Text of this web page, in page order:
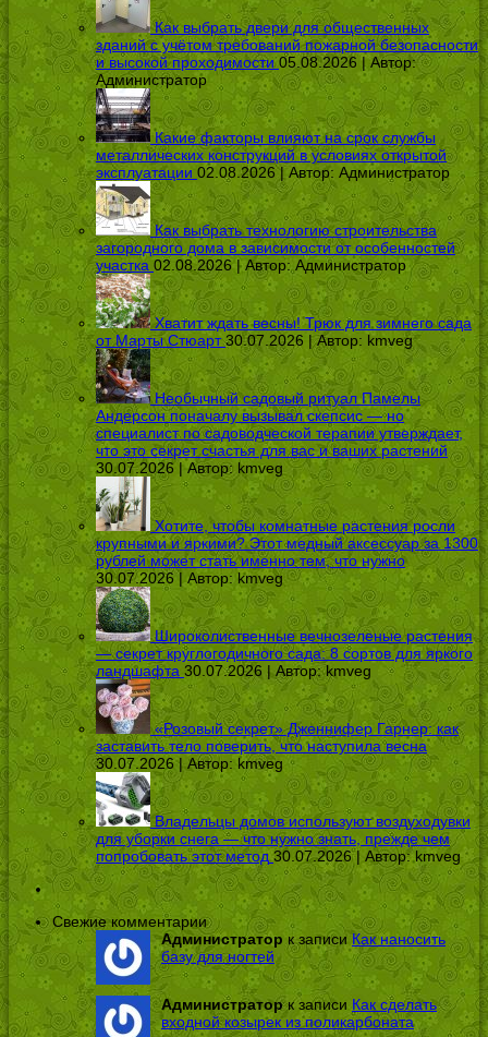
Как выбрать двери для общественных
зданий с учётом требований пожарной безопасности
и высокой проходимости 05.08.2026 | Автор:
Администратор
Какие факторы влияют на срок службы
металлических конструкций в условиях открытой
эксплуатации 02.08.2026 | Автор: Администратор
Как выбрать технологию строительства
загородного дома в зависимости от особенностей
участка 02.08.2026 | Автор:Администратор
Хватит ждать весны! Трюк для зимнего сада
от Марты Стюарт 30.07.2026 | Автор: kmveg
Необычный садовый ритуал Памелы
Андерсон поначалу вызывал скепсис — но
специалист по садоводческой терапии утверждает,
что это секрет счастья для вас и ваших растений
30.07.2026 | Автор: kmveg
Хотите, чтобы комнатные растения росли
крупными и яркими? Этот медный аксессуар за 1300
рублей может стать именно тем, что нужно
30.07.2026 | Автор: kmveg
Широколиственные вечнозеленые растения
— секрет круглогодичного сада: 8 сортов для яркого
ландшафта 30.07.2026 | Автор:kmveg
«Розовый секрет» Дженнифер Гарнер: как
заставить тело поверить, что наступила весна
30.07.2026 | Автор: kmveg
Владельцы домов используют воздуходувки
для уборки снега — что нужно знать, прежде чем
попробовать этот метод 30.07.2026 | Автор:kmveg
Свежие комментарии
Администраторк записиКак наносить
базу для ногтей
Администраторк записи Как сделать
входной козырек из поликарбоната